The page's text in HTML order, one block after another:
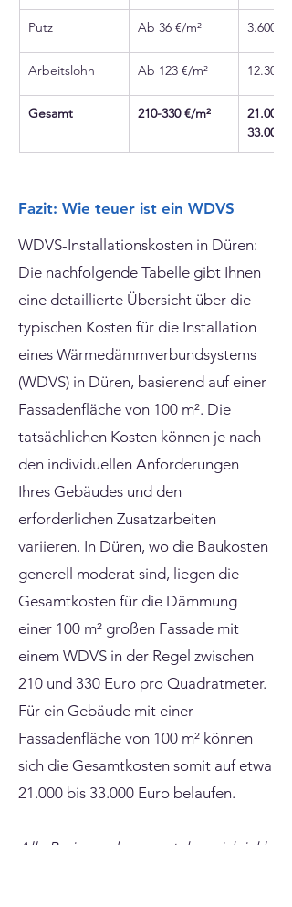
Putz Ab 36 €/m² 3.600 €
Arbeitslohn Ab 123 €/m² 12.300 €
Gesamt 210-330 €/m²
21.000
33.000 €
Fazit: Wie teuer ist ein WDVS
WDVS-Installationskosten in Düren:
Die nachfolgende Tabelle gibt Ihnen
eine detaillierte Übersicht über die
typischen Kosten für die Installation
eines Wärmedämmverbundsystems
(WDVS) in Düren, basierend auf einer
Fassadenfläche von 100 m². Die
tatsächlichen Kosten können je nach
den individuellen Anforderungen
Ihres Gebäudes und den
erforderlichen Zusatzarbeiten
variieren. In Düren, wo die Baukosten
generell moderat sind, liegen die
Gesamtkosten für die Dämmung
einer 100 m² großen Fassade mit
einem WDVS in der Regel zwischen
210 und 330 Euro pro Quadratmeter.
Für ein Gebäude mit einer
Fassadenfläche von 100 m² können
sich die Gesamtkosten somit auf etwa
21.000 bis 33.000 Euro belaufen.
Alle Preisangaben verstehen sich inkl.